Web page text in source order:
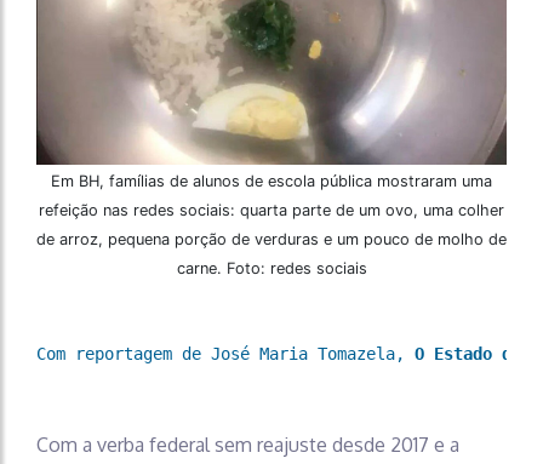
Em BH, famílias de alunos de escola pública mostraram uma
refeição nas redes sociais: quarta parte de um ovo, uma colher
de arroz, pequena porção de verduras e um pouco de molho de
carne. Foto: redes sociais
Com reportagem de José Maria Tomazela, O Estado de
Com a verba federal sem reajuste desde 2017 e a